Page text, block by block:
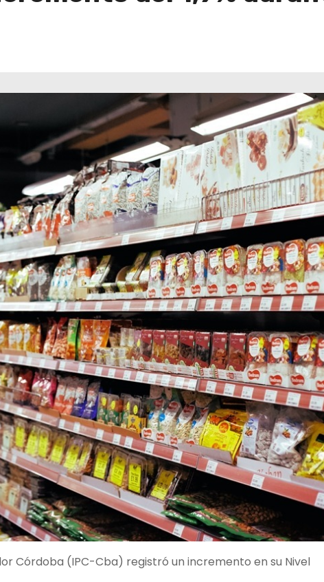
Córdoba (IPC-Cba) registró un incremento en su Nivel